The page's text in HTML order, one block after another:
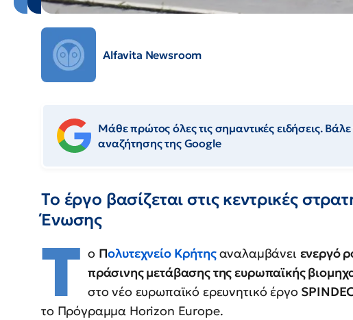
Alfavita Newsroom
Μάθε πρώτος όλες τις σημαντικές ειδήσεις.
αναζήτησης της Google
Το έργο βασίζεται στις κεντρικές
Ένωσης
Τ ο Πολυτεχνείο Κρήτηςαναλαμβάνει ενεργό
πράσινης μετάβασης της ευρωπαϊκής
στο νέο ευρωπαϊκό ερευνητικό έργο
το Πρόγραμμα Horizon Europe.